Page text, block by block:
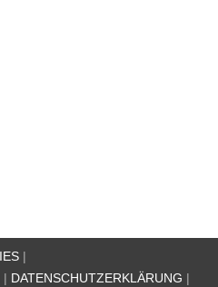
|
| DATENSCHUTZERKLÄRUNG |